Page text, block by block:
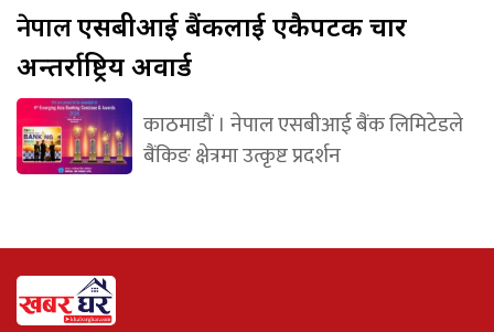
नेपालएसबीआई बैंकलाई एकैपटक चार
अन्तर्राष्ट्रिय अवार्ड
काठमाडौं । नेपाल एसबीआई बैंक लिमिटेडले
बैंकिङ क्षेत्रमा उत्कृष्ट प्रदर्शन